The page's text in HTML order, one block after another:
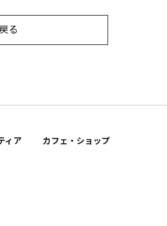
る
ィア カフェ・ショップ